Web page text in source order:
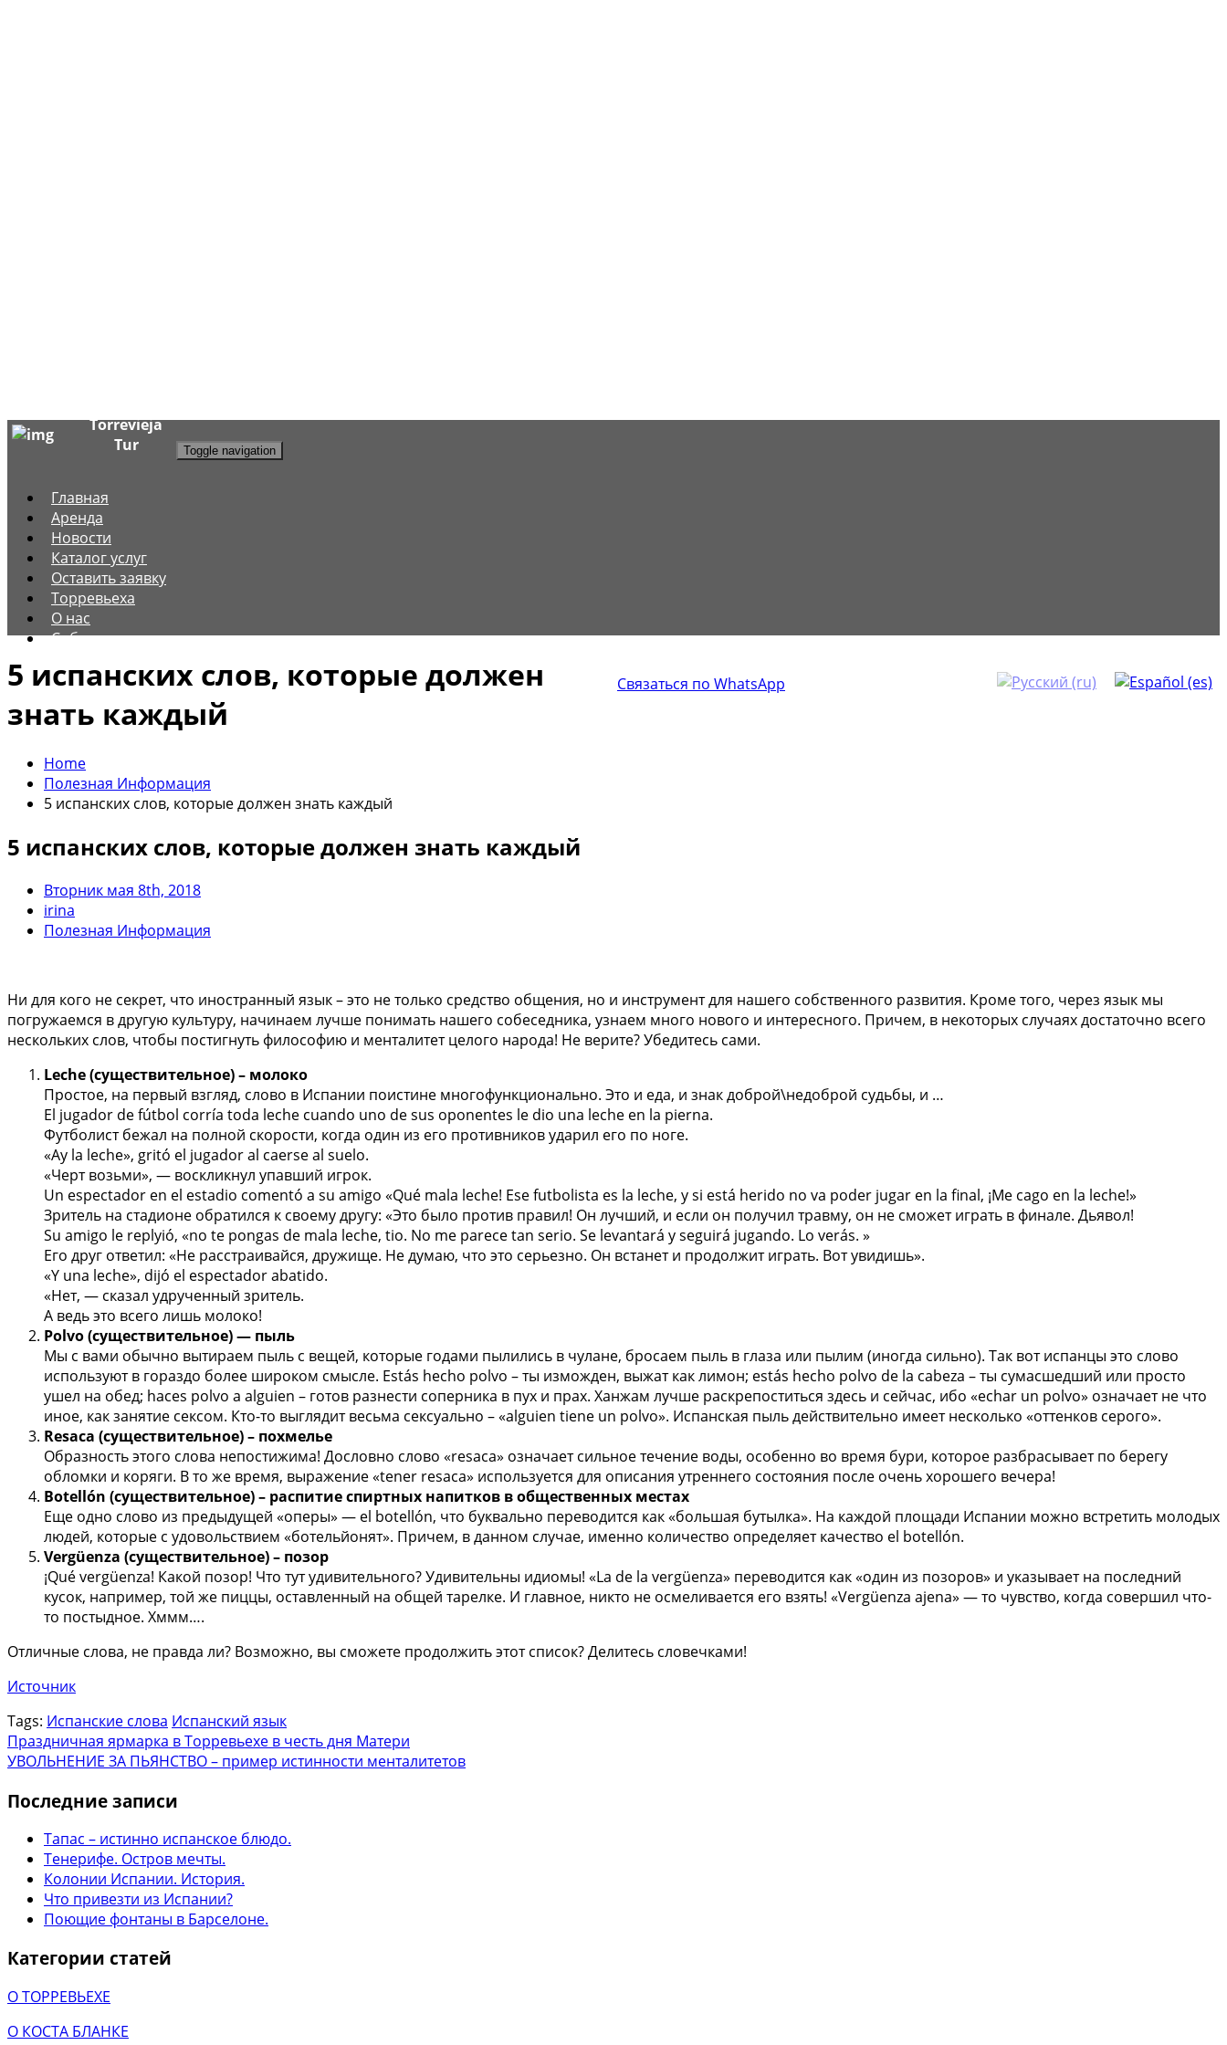
Toggle navigation
Torrevieja
Tur
Главная
Аренда
Новости
Каталог услуг
Оставить заявку
Торревьеха
О нас
Собственникам
Связаться по WhatsApp
5 испанских слов, которые должен
знать каждый
Home
Полезная Информация
5 испанских слов, которые должен знать каждый
5 испанских слов, которые должен знать каждый
Вторник мая 8th, 2018
irina
Полезная Информация
Ни для кого не секрет, что иностранный язык – это не только средство общения, но и инструмент для нашего собственного развития. Кроме того, через язык мы
погружаемся в другую культуру, начинаем лучше понимать нашего собеседника, узнаем много нового и интересного. Причем, в некоторых случаях достаточно всего
нескольких слов, чтобы постигнуть философию и менталитет целого народа! Не верите? Убедитесь сами.
Leche (существительное) – молоко
Простое, на первый взгляд, слово в Испании поистине многофункционально. Это и еда, и знак доброй\недоброй судьбы, и …
El jugador de fútbol corría toda leche cuando uno de sus oponentes le dio una leche en la pierna.
Футболист бежал на полной скорости, когда один из его противников ударил его по ноге.
«Ay la leche», gritó el jugador al caerse al suelo.
«Черт возьми», — воскликнул упавший игрок.
Un espectador en el estadio comentó a su amigo «Qué mala leche! Ese futbolista es la leche, y si está herido no va poder jugar en la final, ¡Me cago en la leche!»
Зритель на стадионе обратился к своему другу: «Это было против правил! Он лучший, и если он получил травму, он не сможет играть в финале. Дьявол!
Su amigo le replyió, «no te pongas de mala leche, tio. No me parece tan serio. Se levantará y seguirá jugando. Lo verás. »
Его друг ответил: «Не расстраивайся, дружище. Не думаю, что это серьезно. Он встанет и продолжит играть. Вот увидишь».
«Y una leche», dijó el espectador abatido.
«Нет, — сказал удрученный зритель.
А ведь это всего лишь молоко!
Polvo (существительное) — пыль
Мы с вами обычно вытираем пыль с вещей, которые годами пылились в чулане, бросаем пыль в глаза или пылим (иногда сильно). Так вот испанцы это слово
используют в гораздо более широком смысле. Еstás hecho polvo – ты изможден, выжат как лимон; estás hecho polvo de la cabeza – ты сумасшедший или просто
ушел на обед; haces polvo a alguien – готов разнести соперника в пух и прах. Ханжам лучше раскрепоститься здесь и сейчас, ибо «echar un polvo» означает не что
иное, как занятие сексом. Кто-то выглядит весьма сексуально – «alguien tiene un polvo». Испанская пыль действительно имеет несколько «оттенков серого».
Resaca (существительное) – похмелье
Образность этого слова непостижима! Дословно слово «resaca» означает сильное течение воды, особенно во время бури, которое разбрасывает по берегу
обломки и коряги. В то же время, выражение «tener resaca» используется для описания утреннего состояния после очень хорошего вечера!
Botellón (существительное) – распитие спиртных напитков в общественных местах
Еще одно слово из предыдущей «оперы» — el botellón, что буквально переводится как «большая бутылка». На каждой площади Испании можно встретить молодых
людей, которые с удовольствием «ботельйонят». Причем, в данном случае, именно количество определяет качество el botellón.
Vergüenza (существительное) – позор
¡Qué vergüenza! Какой позор! Что тут удивительного? Удивительны идиомы! «La de la vergüenza» переводится как «один из позоров» и указывает на последний
кусок, например, той же пиццы, оставленный на общей тарелке. И главное, никто не осмеливается его взять! «Vergüenza ajena» — то чувство, когда совершил что-
то постыдное. Хммм….
Отличные слова, не правда ли? Возможно, вы сможете продолжить этот список? Делитесь словечками!
Источник
Tags: Испанские слова Испанский язык
Праздничная ярмарка в Торревьехе в честь дня Матери
УВОЛЬНЕНИЕ ЗА ПЬЯНСТВО – пример истинности менталитетов
Последние записи
Тапас – истинно испанское блюдо.
Тенерифе. Остров мечты.
Колонии Испании. История.
Что привезти из Испании?
Поющие фонтаны в Барселоне.
Категории статей
О ТОРРЕВЬЕХЕ
О КОСТА БЛАНКЕ